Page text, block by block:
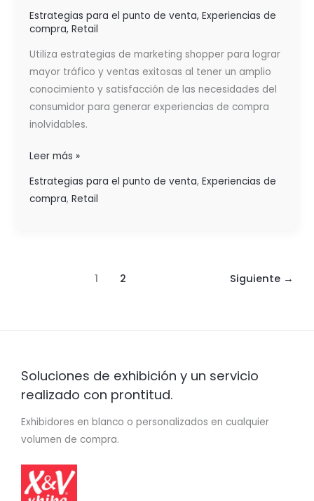
Estrategias para el punto de venta, Experiencias de
compra, Retail
Utiliza estrategias de marketing shopper para lograr
mayor tráfico y ventas exitosas al tener un amplio
conocimiento y satisfacción de las necesidades del
consumidor para generar experiencias de compra
inolvidables.
Leer más »
Estrategias para el punto de venta, Experiencias de
compra, Retail
1 2 Siguiente →
Soluciones de exhibición y un servicio
realizado con prontitud.
Exhibidores en blanco o personalizados en cualquier
volumen de compra.